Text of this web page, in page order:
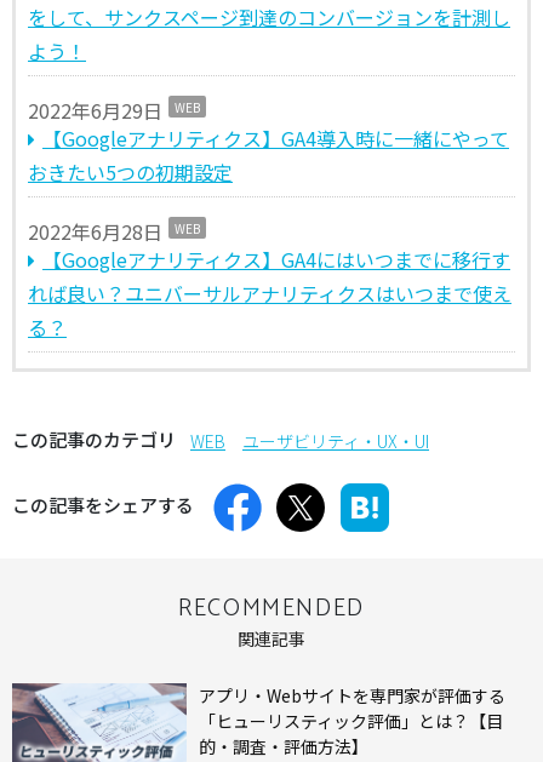
をして、サンクスページ到達のコンバージョンを計測し
よう！
2022年6月29日 WEB
【Googleアナリティクス】GA4導入時に一緒にやって
おきたい5つの初期設定
2022年6月28日 WEB
【Googleアナリティクス】GA4にはいつまでに移行す
れば良い？ユニバーサルアナリティクスはいつまで使え
る？
この記事のカテゴリ WEB ユーザビリティ・UX・UI
この記事をシェアする
RECOMMENDED
関連記事
アプリ・Webサイトを専門家が評価する
「ヒューリスティック評価」とは？【目
的・調査・評価方法】